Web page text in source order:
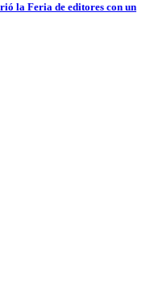
la Feria de editores con un